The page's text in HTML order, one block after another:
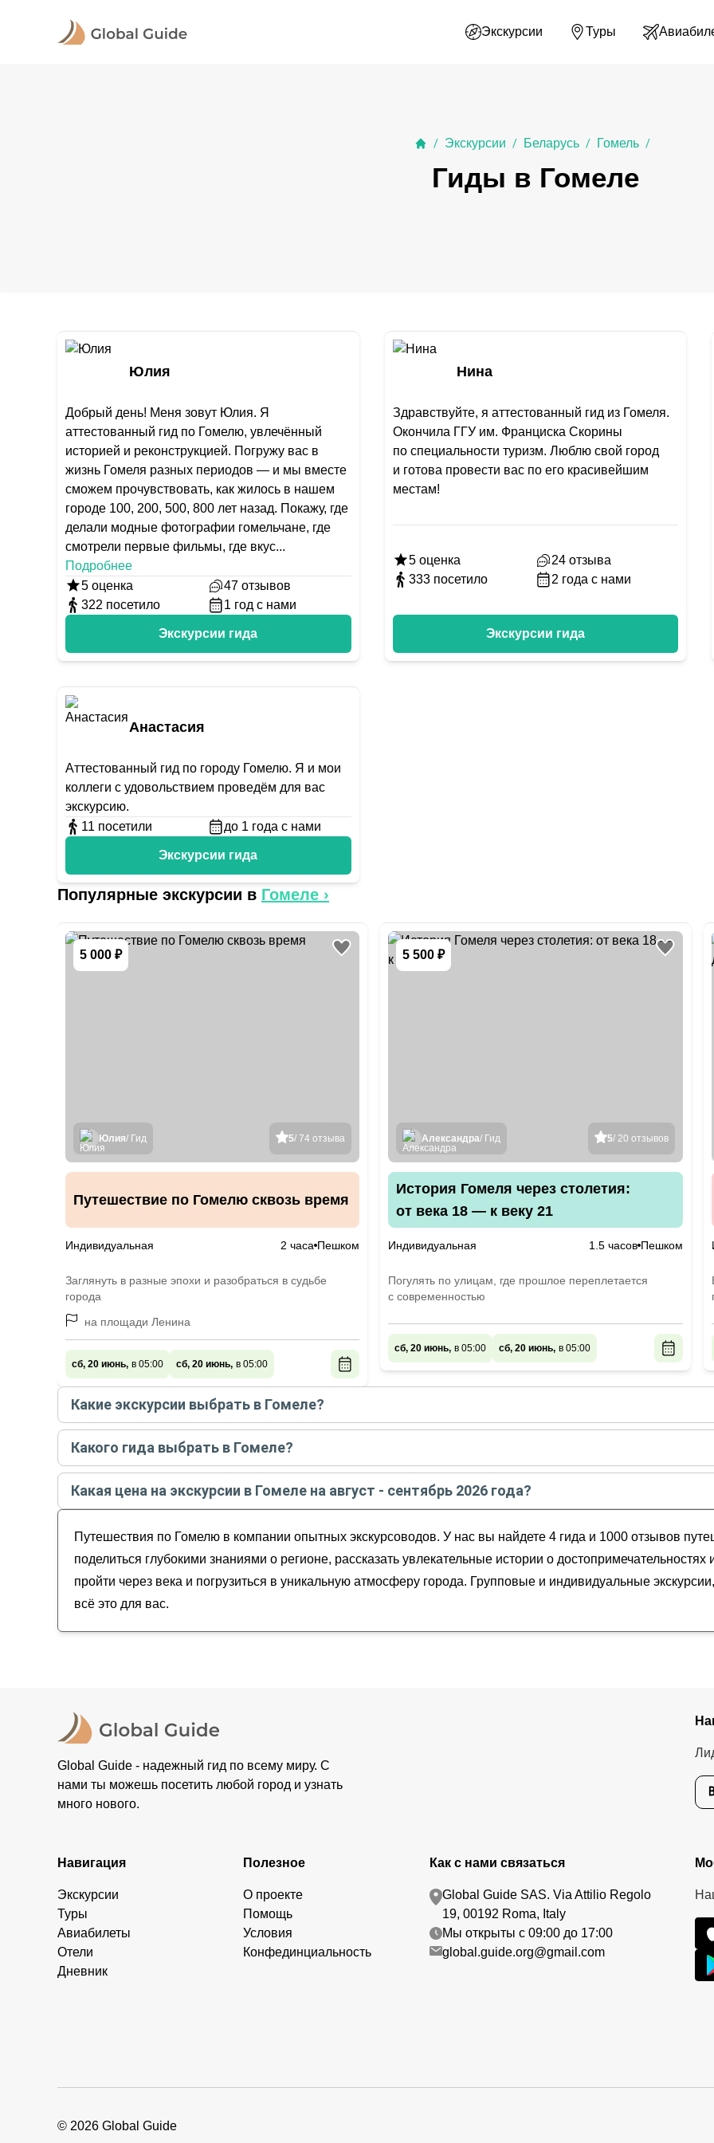
Экскурсии Туры
/ Экскурсии / Беларусь / Гомель /
Гиды в Гомеле
Юлия
Добрый день! Меня зовут Юлия. Я
аттестованный гид по Гомелю, увлечённый
историей и реконструкцией. Погружу вас в
жизнь Гомеля разных периодов — и мы вместе
сможем прочувствовать, как жилось в нашем
городе 100, 200, 500, 800 лет назад. Покажу, где
делали модные фотографии гомельчане, где
смотрели первые фильмы, где вкус...
Подробнее
5 оценка 47 отзывов
322 посетило 1 год с нами
Экскурсии гида
Нина
Здравствуйте, я аттестованный гид из Гомеля.
Окончила ГГУ им. Франциска Скорины
по специальности туризм. Люблю свой город
и готова провести вас по его красивейшим
местам!
5оценка 24 отзыва
333 посетило 2 года с нами
Экскурсии гида
Анастасия
Аттестованный гид по городу Гомелю. Я и мои
коллеги с удовольствием проведём для вас
экскурсию.
11 посетили до 1 года с нами
Экскурсии гида
Популярные экскурсии в Гомеле ›
5 000 ₽
5/ 74 отзыва
Юлия/ Гид
Путешествие по Гомелю сквозь время
Индивидуальная 2 часа Пешком
Заглянуть в разные эпохи и разобраться в судьбе
города
на площади Ленина
сб, 20 июнь, в 05:00 сб, 20 июнь, в 05:00
5 500 ₽
5/ 20 отзывов
Александра/ Гид
История Гомеля через столетия:
от века 18 — к веку 21
Индивидуальная 1.5 часов Пешком
Погулять по улицам, где прошлое переплетается
с современностью
сб, 20 июнь, в 05:00 сб, 20 июнь, в 05:00
Какие экскурсии выбрать в Гомеле?
Самые популярные экскурсиив Гомелев августе - сентябре 2026года:
Путешествие по Гомелю сквозь время
История Гомеля через столетия: от века 18 — к веку 21
По Гомелю на автомобиле: от древности до наших дней
Старый Гомель: променад и эксклюзивный кофесет
Гомель вечный и непокорённый
Какого гида выбрать в Гомеле?
Лучшие гидыв Гомелепо рейтингу и отзывам вавгусте 2026 года:
Юлия
Александра
Анастасия
Какая цена на экскурсии в Гомеле на август - сентябрь 2026 года?
Путешествия по Гомелю в компании опытных экскурсоводов. У нас вы найдете 4 гида и 1000 отзывов
поделиться глубокими знаниями о регионе, рассказать увлекательные истории о
пройти через века и погрузиться в уникальную атмосферу города. Групповые и индивидуальные
всё это для вас.
Global Guide - надежный гид по всему миру. С
нами ты можешь посетить любой город и узнать
много нового.
Навигация
Экскурсии
Туры
Авиабилеты
Отели
Дневник
Полезное
О проекте
Помощь
Условия
Конфединциальность
Как с нами связаться
Global Guide SAS. Via Attilio Regolo
19, 00192 Roma, Italy
Мы открыты с 09:00 до 17:00
global.guide.org@gmail.com
© 2026 Global Guide